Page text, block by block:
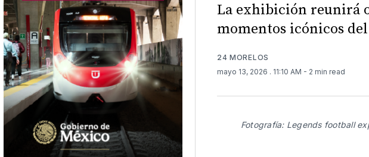
La exhibición reunirá
momentos icónicos
24 MORELOS
mayo 13, 2026 . 11:10 AM - 2 min read
Fotografía: Legends football